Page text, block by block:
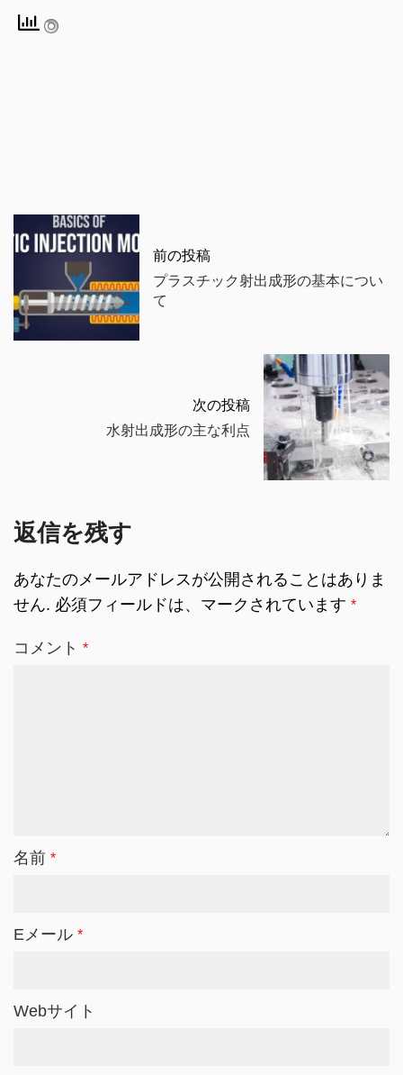
前の投稿
プラスチック射出成形の基本につい
て
次の投稿
水射出成形の主な利点
返信を残す
あなたのメールアドレスが公開されることはありま
せん. 必須フィールドは、マークされています *
コメント *
名前 *
Eメール *
Webサイト